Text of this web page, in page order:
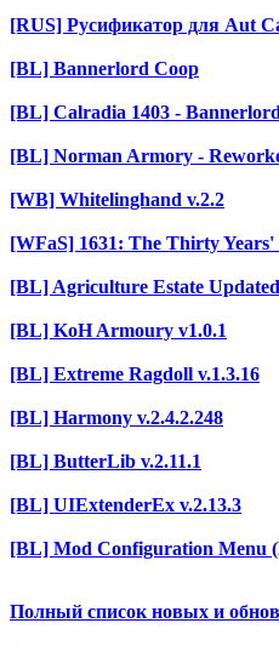
[RUS] Русификатор для Aut
[BL] Bannerlord Coop
[BL] Calradia 1403 -
[BL] Norman Armory -
[WB] Whitelinghand v.2.2
[WFaS] 1631: The Thirty Years'
[BL] Agriculture Estate
[BL] KoH Armoury v1.0.1
[BL] Extreme Ragdoll v.1.3.16
[BL] Harmony v.2.4.2.248
[BL] ButterLib v.2.11.1
[BL] UIExtenderEx v.2.13.3
[BL] Mod Configuration Menu
Полный список новых и